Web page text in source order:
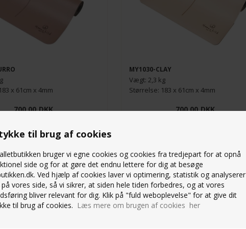
til brug af cookies
bruger vi egne cookies og cookies fra tredjepart for at opnå
side og for at gøre det endnu lettere for dig at besøge
Ved hjælp af cookies laver vi optimering, statistik og analyserer
vores side, så vi sikrer, at siden hele tiden forbedres, og at vores
bliver relevant for dig. Klik på "fuld weboplevelse" for at give dit
til brug af cookies. Læs mere om brugen af cookies her
x 61cm x 4mm
700,00 DKK
MY1030-CLAY
Vægt: 2,3 kg
Størrelse: 183 x 61cm x 4mm
700,00 DKK
ELASTISKE BÅND
MOONCHILD MARINEBLÅ
YOGAMÅTTE MED MÅNER